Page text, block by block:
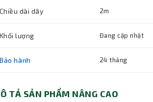
Chiều dài dây 2m
Khối lượng Đang cập nhật
Bảo hành 24 tháng
TẢ SẢN PHẨM NÂNG CAO